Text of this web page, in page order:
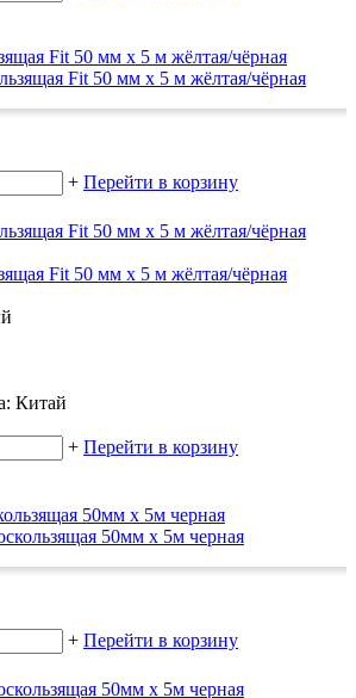
Fit 50 мм x 5 м жёлтая/чёрная
+ Перейти в корзину
Fit 50 мм x 5 м жёлтая/чёрная
Китай
+ Перейти в корзину
50мм х 5м черная
+ Перейти в корзину